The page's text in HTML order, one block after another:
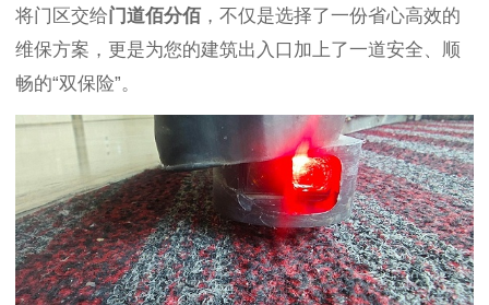
将门区交给门道佰分佰，不仅是选择了一份省心高效的
维保方案，更是为您的建筑出入口加上了一道安全、顺
畅的“双保险”。